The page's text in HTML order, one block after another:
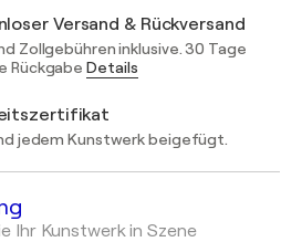
Versand & Rückversand
Zollgebühren inklusive. 30 Tage
Rückgabe Details
jedem Kunstwerk beigefügt.
Ihr Kunstwerk in Szene